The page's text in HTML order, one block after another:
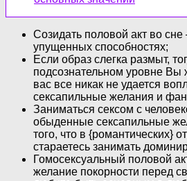
Созидать половой акт во
упущенных способностях;
Если образ слегка размыт,
подсознательном уровне Вы
вас все никак не удается
сексапильные желания и
Заниматься сексом с
обыденные сексапильные
того, что в {романтических}
стараетесь занимать
Гомосексуальный половой
желание покорности перед